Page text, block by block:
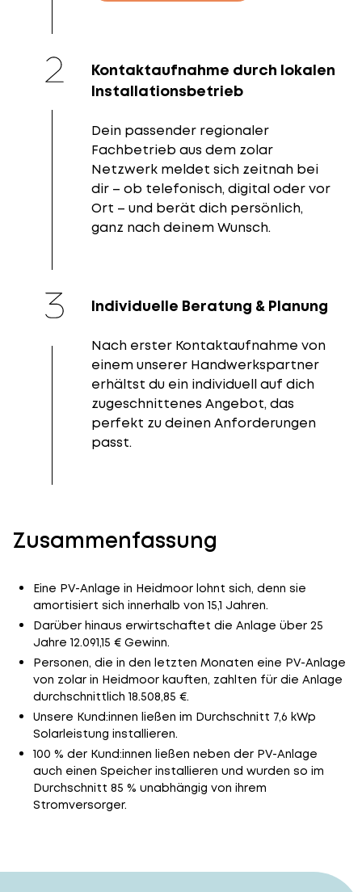
Kontaktaufnahme durch lokalen
Installationsbetrieb
Dein passender regionaler
Fachbetrieb aus dem zolar
Netzwerk meldet sich zeitnah bei
dir – ob telefonisch, digital oder vor
Ort – und berät dich persönlich,
ganz nach deinem Wunsch.
Individuelle Beratung & Planung
Nach erster Kontaktaufnahme von
einem unserer Handwerkspartner
erhältst du ein individuell auf dich
zugeschnittenes Angebot, das
perfekt zu deinen Anforderungen
passt.
Zusammenfassung
Eine PV-Anlage in Heidmoor lohnt sich, denn sie
amortisiert sich innerhalb von 15,1 Jahren.
Darüber hinaus erwirtschaftet die Anlage über 25
Jahre 12.091,15 € Gewinn.
Personen, die in den letzten Monaten eine PV-Anlage
von zolar in Heidmoor kauften, zahlten für die Anlage
durchschnittlich 18.508,85 €.
Unsere Kund:innen ließen im Durchschnitt 7,6 kWp
Solarleistung installieren.
100 % der Kund:innen ließen neben der PV-Anlage
auch einen Speicher installieren und wurden so im
Durchschnitt 85 % unabhängig von ihrem
Stromversorger.